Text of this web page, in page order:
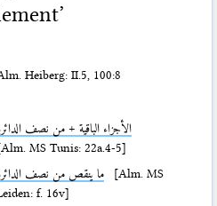
Heiberg: II.5, 100:8
الأجزاء الباقية + من نصف
MS Tunis: 22a.4-5]
ما ينقص من نصف [Alm. MS
f. 16v]